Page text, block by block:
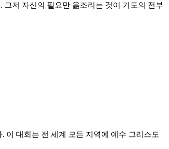
저 자신의 필요만 읊조리는 것이 기도의 전부
이 대회는 전 세계 모든 지역에 예수 그리스도